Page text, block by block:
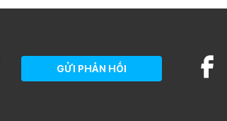
GỬI PHẢN HỒI